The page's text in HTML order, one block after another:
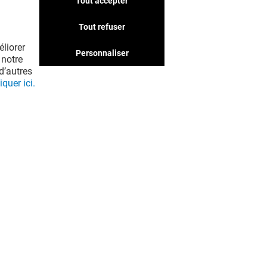
ici.
Tout refuser
Personnaliser